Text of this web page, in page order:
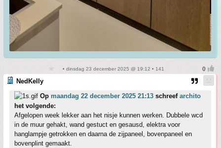
• dinsdag 23 december 2025 @ 19:12 • 141
NedKelly
Op maandag 22 december 2025 21:13 schreef archito
het volgende:
Afgelopen week lekker aan het nisje kunnen werken. Dubbele wcd
in de muur gehakt, wand gestuct en gesausd, elektra voor
hanglampje getrokken en daarna de zijpaneel, bovenpaneel en
bovenplint gemaakt.